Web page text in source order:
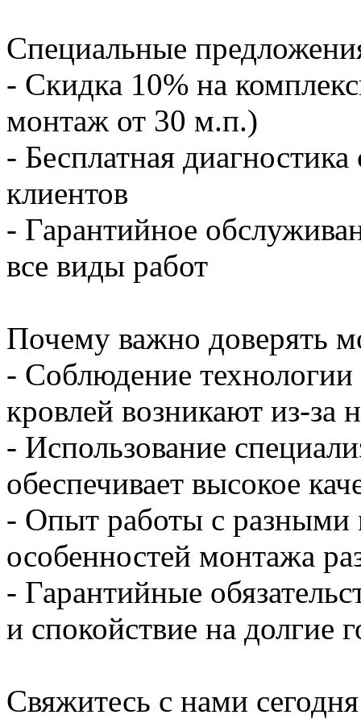
Специальные
- Скидка 10% на
монтаж от 30 м.п.)
- Бесплатная
клиентов
- Гарантийное
все виды работ
Почему важно доверять
- Соблюдение
кровлей возникают из-за
- Использование
обеспечивает высокое
- Опыт работы с разными
особенностей монтажа
- Гарантийные
и спокойствие на долгие
Свяжитесь с нами